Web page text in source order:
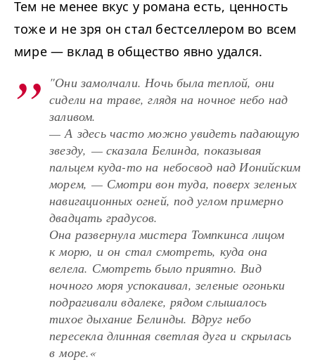
Тем не менее вкус у романа есть, ценность
тоже и не зря он стал бестселлером во всем
мире — вклад в общество явно удался.
"Они замолчали. Ночь была теплой, они
сидели на траве, глядя на ночное небо над
заливом.
— А здесь часто можно увидеть падающую
звезду, — сказала Белинда, показывая
пальцем куда-то на небосвод над Ионийским
морем, — Смотри вон туда, поверх зеленых
навигационных огней, под углом примерно
двадцать градусов.
Она развернула мистера Томпкинса лицом
к морю, и он стал смотреть, куда она
велела. Смотреть было приятно. Вид
ночного моря успокаивал, зеленые огоньки
подрагивали вдалеке, рядом слышалось
тихое дыхание Белинды. Вдруг небо
пересекла длинная светлая дуга и скрылась
в море.«